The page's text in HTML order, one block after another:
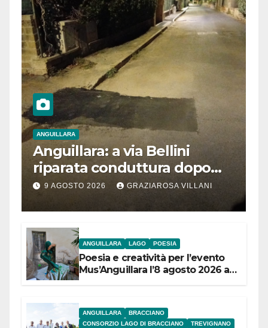
ANGUILLARA
Anguillara: a via Bellini
riparata conduttura dopo
segnalazione IdD
9 AGOSTO 2026 GRAZIAROSA VILLANI
ANGUILLARA LAGO POESIA
Poesia e creatività per l’evento
Mus’Anguillara l’8 agosto 2026 al
ANGUILLARA
BRACCIANO
CONSORZIO LAGO DI BRACCIANO
TREVIGNANO